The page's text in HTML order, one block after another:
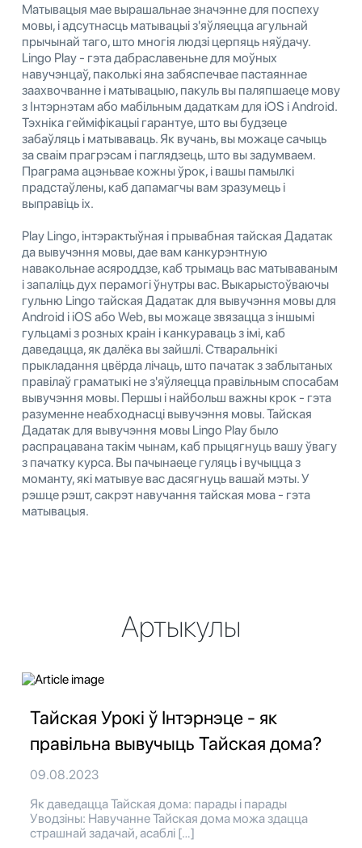
Матывацыя мае вырашальнае значэнне для поспеху
мовы, і адсутнасць матывацыі з'яўляецца агульнай
прычынай таго, што многія людзі церпяць няўдачу.
Lingo Play - гэта дабраславеньне для моўных
навучэнцаў, паколькі яна забяспечвае пастаяннае
заахвочванне і матывацыю, пакуль вы паляпшаеце мову
з Інтэрнэтам або мабільным дадаткам для iOS і Android.
Тэхніка гейміфікацыі гарантуе, што вы будзеце
забаўляць і матываваць. Як вучань, вы можаце сачыць
за сваім прагрэсам і паглядзець, што вы задумваем.
Праграма ацэньвае кожны ўрок, і вашы памылкі
прадстаўлены, каб дапамагчы вам зразумець і
выправіць іх.
Play Lingo, інтэрактыўная і прывабная тайская Дадатак
да вывучэння мовы, дае вам канкурэнтную
навакольнае асяроддзе, каб трымаць вас матываваным
і запаліць дух перамогі ўнутры вас. Выкарыстоўваючы
гульню Lingo тайская Дадатак для вывучэння мовы для
Android і iOS або Web, вы можаце звязацца з іншымі
гульцамі з розных краін і канкураваць з імі, каб
даведацца, як далёка вы зайшлі. Стваральнікі
прыкладання цвёрда лічаць, што пачатак з заблытаных
правілаў граматыкі не з'яўляецца правільным спосабам
вывучэння мовы. Першы і найбольш важны крок - гэта
разуменне неабходнасці вывучэння мовы. Тайская
Дадатак для вывучэння мовы Lingo Play было
распрацавана такім чынам, каб прыцягнуць вашу ўвагу
з пачатку курса. Вы пачынаеце гуляць і вучыцца з
моманту, які матывуе вас дасягнуць вашай мэты. У
рэшце рэшт, сакрэт навучання тайская мова - гэта
матывацыя.
Артыкулы
Тайская Урокі ў Інтэрнэце - як
правільна вывучыць Тайская дома?
09.08.2023
Як даведацца Тайская дома: парады і парады
Уводзіны: Навучанне Тайская дома можа здацца
страшнай задачай, асаблі […]